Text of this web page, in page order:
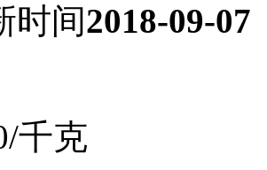
时间2018-09-07
/千克